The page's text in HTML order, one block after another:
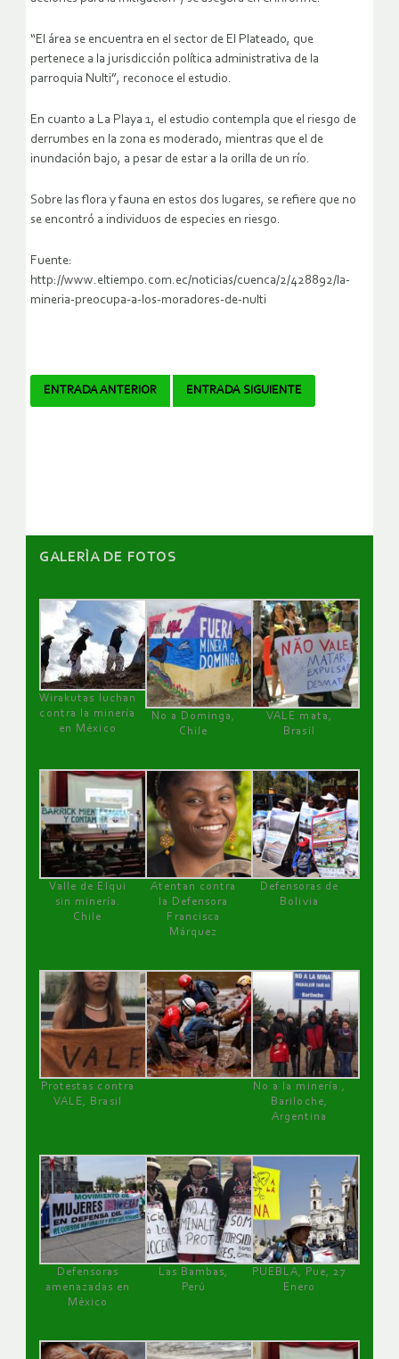
“El área se encuentra en el sector de El Plateado, que
pertenece a la jurisdicción política administrativa de la
parroquia Nulti”, reconoce el estudio.
En cuanto a La Playa 1, el estudio contempla que el riesgo de
derrumbes en la zona es moderado, mientras que el de
inundación bajo, a pesar de estar a la orilla de un río.
Sobre las flora y fauna en estos dos lugares, se refiere que no
se encontró a individuos de especies en riesgo.
Fuente:
http://www.eltiempo.com.ec/noticias/cuenca/2/428892/la-
mineria-preocupa-a-los-moradores-de-nulti
Navegador
ENTRADA ANTERIOR ENTRADA SIGUIENTE
GALERÌA DE FOTOS
Wirakutas luchan
contra la minería
en México
No a Dominga,
Chile
VALE mata,
Brasil
Valle de Elqui
sin minería.
Chile
Atentan contra
la Defensora
Francisca
Márquez
Defensoras de
Bolivia
Protestas contra
VALE, Brasil
No a la minería ,
Bariloche,
Argentina
Defensoras
amenazadas en
México
Las Bambas,
Perú
PUEBLA, Pue, 27
Enero